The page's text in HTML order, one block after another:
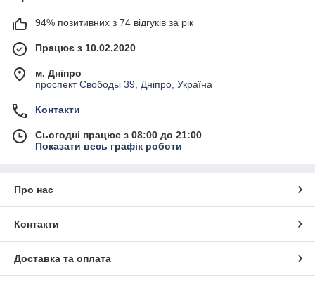
94% позитивних з 74 відгуків за рік
Працює з 10.02.2020
м. Дніпро
проспект Свободы 39, Дніпро, Україна
Контакти
Сьогодні працює з 08:00 до 21:00
Показати весь графік роботи
Про нас
Контакти
Доставка та оплата